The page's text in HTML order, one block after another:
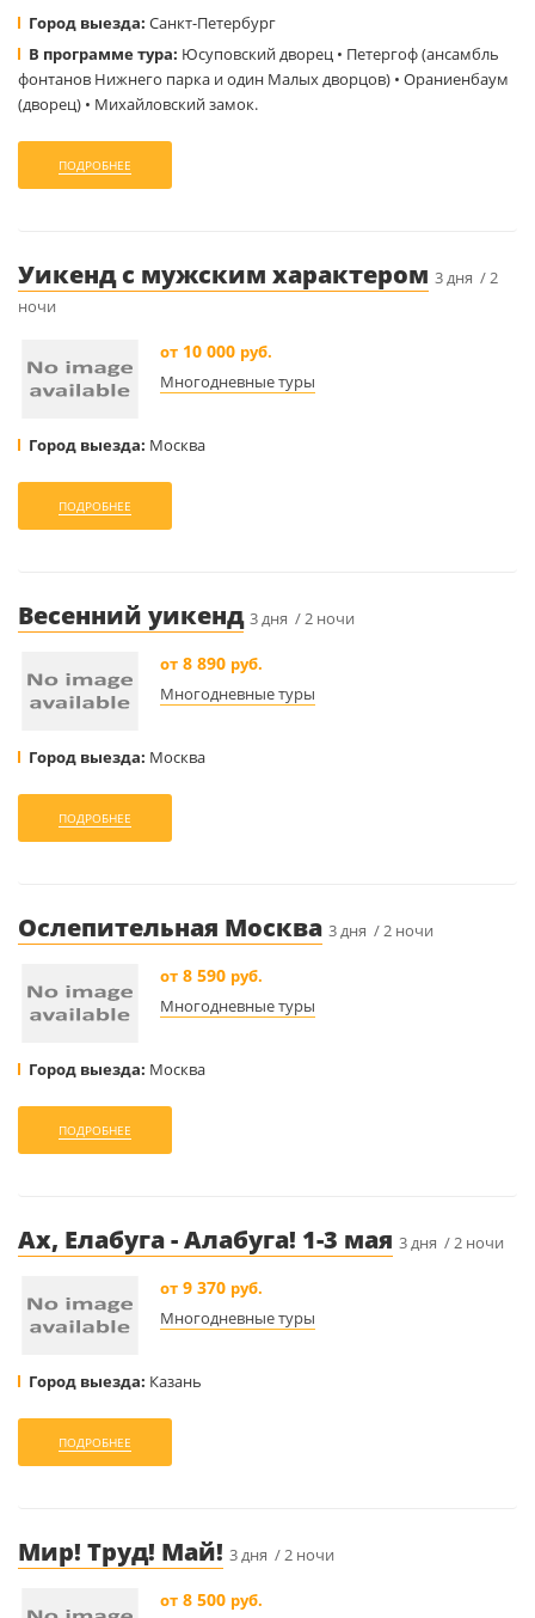
Город выезда: Санкт-Петербург
В программе тура: Юсуповский дворец • Петергоф (ансамбль
фонтанов Нижнего парка и один Малых дворцов) • Ораниенбаум
(дворец) • Михайловский замок.
ПОДРОБНЕЕ
Уикенд с мужским характером 3 дня / 2
ночи
от 10 000 руб.
Многодневные туры
Город выезда: Москва
ПОДРОБНЕЕ
Весенний уикенд 3 дня / 2 ночи
от 8 890 руб.
Многодневные туры
Город выезда: Москва
ПОДРОБНЕЕ
Ослепительная Москва 3 дня / 2 ночи
от 8 590 руб.
Многодневные туры
Город выезда: Москва
ПОДРОБНЕЕ
Ах, Елабуга - Алабуга! 1-3 мая 3 дня / 2 ночи
от 9 370 руб.
Многодневные туры
Город выезда: Казань
ПОДРОБНЕЕ
Мир! Труд! Май! 3 дня / 2 ночи
от 8 500 руб.